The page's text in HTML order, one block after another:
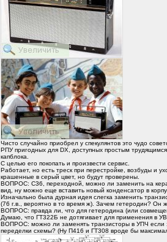
Чисто случайно приобрел у спекулянтов это чудо
РПУ пригодных для DX, доступных простым
капблока.
С целью его покопать и произвести сервис.
Работает, но есть треск при перестройке, возбуды и
крашенные в серый цвет, но будут проверены.
ВОПРОС: С36, переходной, можно ли заменить на
вид, ну можно еще вставить новый конденсатор в
Изначально была дурная идея слегка заменить
(76 г.в., вероятно в то время ж). Зачем гетеродин?
ВОПРОС: правда ли, что для гетеродина (или
Думаю, что ГТ322Б не дотягивает для применения в
ВОПРОС: можно ли заменять транзисторы в УПЧ если
переделки схемы? (Ну П416 и ГТ308 вроде бы